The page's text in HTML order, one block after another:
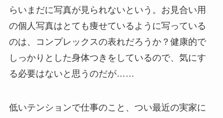
らいまだに写真が見られないという。お見合い用
の個人写真はとても痩せているように写っている
のは、コンプレックスの表れだろうか？健康的で
しっかりとした身体つきをしているので、気にす
る必要はないと思うのだが……
低いテンションで仕事のこと、つい最近の実家に